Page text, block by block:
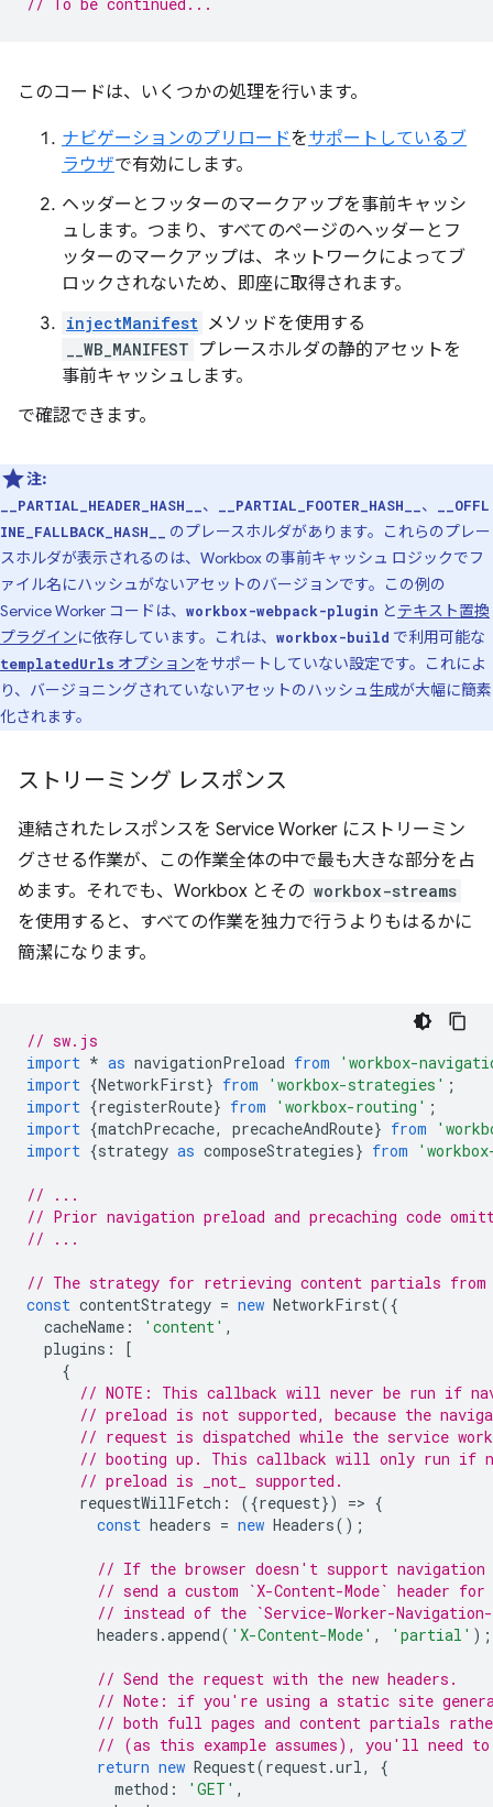
// To be continued...
このコードは、いくつかの処理を行います。
ナビゲーションのプリロードをサポートしているブ
ラウザで有効にします。
ヘッダーとフッターのマークアップを事前キャッシ
ュします。つまり、すべてのページのヘッダーとフ
ッターのマークアップは、ネットワークによってブ
ロックされないため、即座に取得されます。
injectManifest メソッドを使用する
__WB_MANIFEST プレースホルダの静的アセットを
事前キャッシュします。
で確認できます。
注:
__PARTIAL_HEADER_HASH__ 、 __PARTIAL_FOOTER_HASH__ 、
__OFFL
INE_FALLBACK_HASH__
のプレースホルダがあります。これらのプレー
スホルダが表示されるのは、Workbox の事前キャッシュ ロジックでフ
ァイル名にハッシュがないアセットのバージョンです。この例の
Service Worker コードは、 workbox-webpack-plugin とテキスト置換
プラグインに依存しています。これは、 workbox-build で利用可能な
templatedUrls オプションをサポートしていない設定です。これによ
り、バージョニングされていないアセットのハッシュ生成が大幅に簡素
化されます。
ストリーミング レスポンス
連結されたレスポンスを Service Worker にストリーミン
グさせる作業が、この作業全体の中で最も大きな部分を占
めます。それでも、Workbox とその workbox-streams
を使用すると、すべての作業を独力で行うよりもはるかに
簡潔になります。
// sw.js
import * as navigationPreload from
'workbox-
import {NetworkFirst} from 'workbox-strategies' ;
import {registerRoute} from 'workbox-routing' ;
import {matchPrecache, precacheAndRoute} from
import {strategy as composeStrategies} from
// ...
// Prior navigation preload and precaching code
// ...
// The strategy for retrieving content partials from
const contentStrategy = new NetworkFirst({
cacheName : 'content' ,
plugins :
[
{
// NOTE: This callback will never be run if
// preload is not supported, because the
// request is dispatched while the service
// booting up. This callback will only run if
// preload is _not_ supported.
requestWillFetch : ({request}) => {
const headers = new Headers();
// If the browser doesn't support navigation
// send a custom `X-Content-Mode` header
// instead of the `Service-Worker-
headers .append( 'X-Content-Mode' , 'partial' );
// Send the request with the new headers.
// Note: if you're using a static site
// both full pages and content partials
// (as this example assumes), you'll need to
return new Request(request.url,
{
method : 'GET' ,